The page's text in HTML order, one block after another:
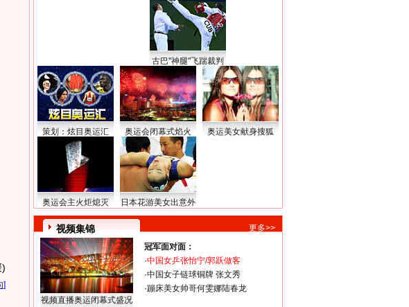
)
]
古巴"神腿"飞踹裁判
策划：炫目奥运汇 奥运会闭幕式焰火 奥运美女献身搜狐
奥运会主火炬熄灭 日本花游美女出意外
视频集锦 更多>>
视频直播奥运闭幕式盛况
冠军面对面：
·中国女乒张怡宁/郭跃做客
·中国女子链球铜牌 张文秀
·蹦床美女帅哥何雯娜陆春龙